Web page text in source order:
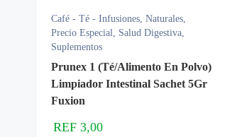
Café - Té - Infusiones, Naturales,
Precio Especial, Salud Digestiva,
Suplementos
Prunex 1 (Té/Alimento En Polvo)
Limpiador Intestinal Sachet 5Gr
Fuxion
REF 3,00